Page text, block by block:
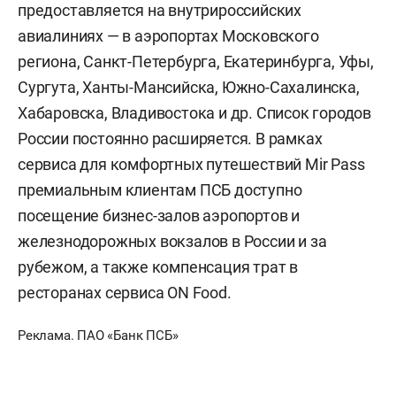
предоставляется на внутрироссийских
авиалиниях — в аэропортах Московского
региона, Санкт-Петербурга, Екатеринбурга, Уфы,
Сургута, Ханты-Мансийска, Южно-Сахалинска,
Хабаровска, Владивостока и др. Список городов
России постоянно расширяется. В рамках
сервиса для комфортных путешествий Mir Pass
премиальным клиентам ПСБ доступно
посещение бизнес-залов аэропортов и
железнодорожных вокзалов в России и за
рубежом, а также компенсация трат в
ресторанах сервиса ON Food.
Реклама. ПАО «Банк ПСБ»